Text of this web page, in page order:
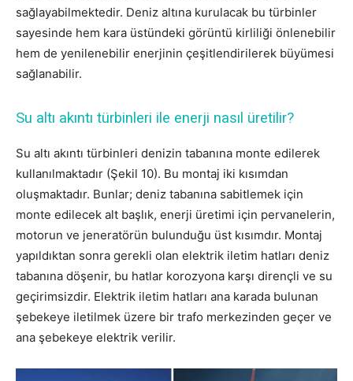
sağlayabilmektedir. Deniz altına kurulacak bu türbinler
sayesinde hem kara üstündeki görüntü kirliliği önlenebilir
hem de yenilenebilir enerjinin çeşitlendirilerek büyümesi
sağlanabilir.
Su altı akıntı türbinleri ile enerji nasıl üretilir?
Su altı akıntı türbinleri denizin tabanına monte edilerek
kullanılmaktadır (Şekil 10). Bu montaj iki kısımdan
oluşmaktadır. Bunlar; deniz tabanına sabitlemek için
monte edilecek alt başlık, enerji üretimi için pervanelerin,
motorun ve jeneratörün bulunduğu üst kısımdır. Montaj
yapıldıktan sonra gerekli olan elektrik iletim hatları deniz
tabanına döşenir, bu hatlar korozyona karşı dirençli ve su
geçirimsizdir. Elektrik iletim hatları ana karada bulunan
şebekeye iletilmek üzere bir trafo merkezinden geçer ve
ana şebekeye elektrik verilir.